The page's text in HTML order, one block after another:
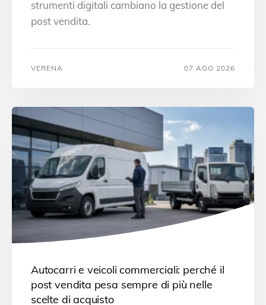
strumenti digitali cambiano la gestione del
post vendita.
VERENA 07 AGO 2026
Autocarri e veicoli commerciali: perché il
post vendita pesa sempre di più nelle
scelte di acquisto